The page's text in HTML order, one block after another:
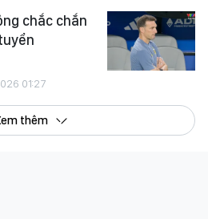
chắc chắn
01:27
thêm